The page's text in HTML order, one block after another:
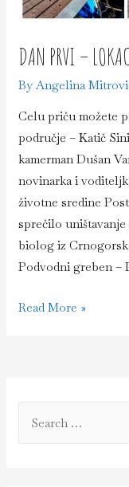
DAN PRVI –
By Angelina
Celu priču možete
područje – Katič
kamerman Dušan
novinarka i
životne sredine
sprečilo
biolog iz
Podvodni greben –
Dan
Read More »